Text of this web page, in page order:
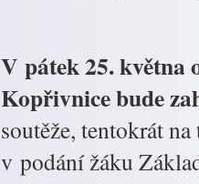
V pátek 25. května
Kopřivnice bude
soutěže, tentokrát
v podání žáku